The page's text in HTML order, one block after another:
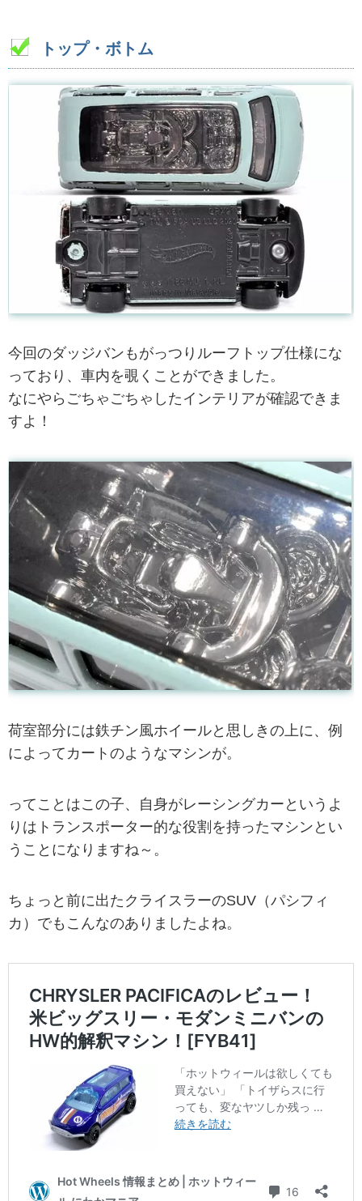
トップ・ボトム
今回のダッジバンもがっつりルーフトップ仕様にな
っており、車内を覗くことができました。
なにやらごちゃごちゃしたインテリアが確認できま
すよ！
荷室部分には鉄チン風ホイールと思しきの上に、例
によってカートのようなマシンが。
ってことはこの子、自身がレーシングカーというよ
りはトランスポーター的な役割を持ったマシンとい
うことになりますね～。
ちょっと前に出たクライスラーのSUV（パシフィ
カ）でもこんなのありましたよね。